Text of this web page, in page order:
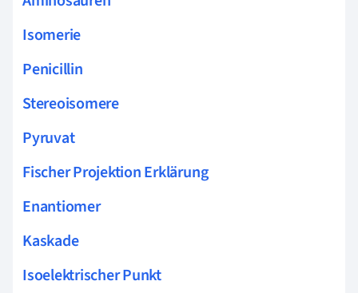
Isomerie
Penicillin
Stereoisomere
Pyruvat
Fischer Projektion Erklärung
Enantiomer
Kaskade
Isoelektrischer Punkt